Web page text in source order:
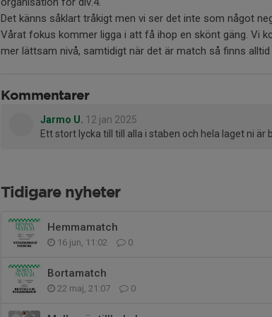
Det känns såklart tråkigt men vi ser det inte som något
Vårat fokus kommer ligga i att få ihop en skönt gäng. Vi
mer lättsam nivå, samtidigt när det är match så finns alltid
Kommentarer
Jarmo U. 12 jan 2025
Ett stort lycka till till alla i staben och hela laget ni är
Tidigare nyheter
Hemmamatch
16 jun, 11:02 0
Bortamatch
22 maj, 21:07 0